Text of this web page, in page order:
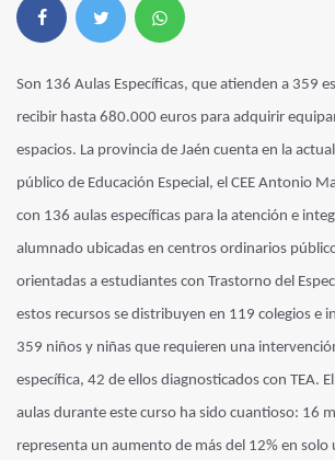
Son 136 Aulas Específicas, que atienden a 359
recibir hasta 680.000 euros para adquirir
espacios. La provincia de Jaén cuenta en la
público de Educación Especial, el CEE Antonio
con 136 aulas específicas para la atención e
alumnado ubicadas en centros ordinarios
orientadas a estudiantes con Trastorno del
estos recursos se distribuyen en 119 colegios e
359 niños y niñas que requieren una
específica, 42 de ellos diagnosticados con TEA.
aulas durante este curso ha sido cuantioso: 16
representa un aumento de más del 12% en solo